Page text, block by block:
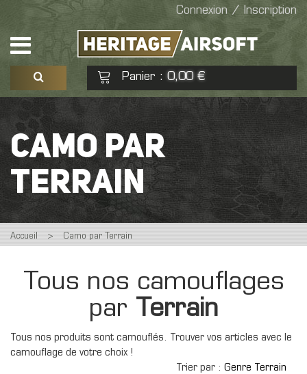
Connexion / Inscription
Panier : 0,00 €
Voir mon panier
Aucun produit
CAMO PAR
TERRAIN
Accueil > Camo par Terrain
Tous nos camouflages
par
Terrain
Tous nos produits sont camouflés. Trouver vos articles avec le
camouflage de votre choix !
Trier par : Genre Terrain